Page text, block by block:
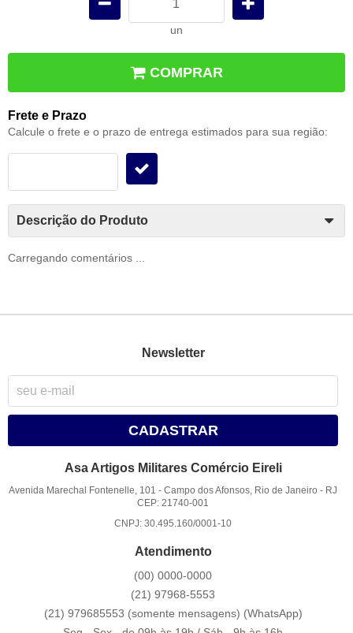
un
COMPRAR
Frete e Prazo
Calcule o frete e o prazo de entrega estimados para sua região:
Descrição do Produto
Carregando comentários ...
Newsletter
CADASTRAR
Asa Artigos Militares Comércio Eireli
Avenida Marechal Fontenelle, 101 -Campo dos Afonsos, Rio de Janeiro - RJ
CEP: 21740-001
CNPJ: 30.495.160/0001-10
Atendimento
(00) 0000-0000
(21) 97968-5553
(21) 979685553 (somente mensagens) (WhatsApp)